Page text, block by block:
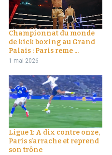
Championnat du monde
de kick boxing au Grand
Palais : Paris reme ...
1 mai 2026
Ligue 1: A dix contre onze,
Paris s’arrache et reprend
son trône